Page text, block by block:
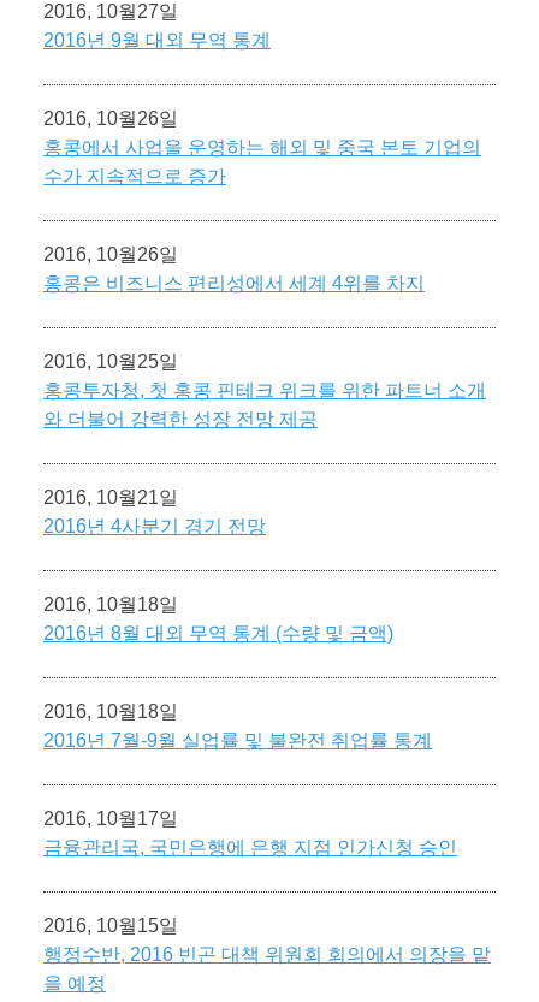
2016, 10월27일
2016년 9월 대외 무역 통계
2016, 10월26일
홍콩에서 사업을 운영하는 해외 및 중국 본토 기업의
수가 지속적으로 증가
2016, 10월26일
홍콩은 비즈니스 편리성에서 세계 4위를 차지
2016, 10월25일
홍콩투자청, 첫 홍콩 핀테크 위크를 위한 파트너 소개
와 더불어 강력한 성장 전망 제공
2016, 10월21일
2016년 4사분기 경기 전망
2016, 10월18일
2016년 8월 대외 무역 통계 (수량 및 금액)
2016, 10월18일
2016년 7월-9월 실업률 및 불완전 취업률 통계
2016, 10월17일
금융관리국, 국민은행에 은행 지점 인가신청 승인
2016, 10월15일
행정수반, 2016 빈곤 대책 위원회 회의에서 의장을 맡
을 예정